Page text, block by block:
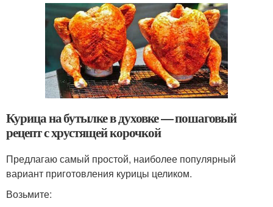
Курица на бутылке в духовке — пошаговый
рецепт с хрустящей корочкой
Предлагаю самый простой, наиболее популярный
вариант приготовления курицы целиком.
Возьмите: